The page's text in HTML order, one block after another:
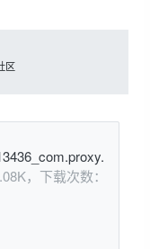
区
，下载次数：